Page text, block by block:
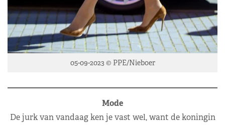
05-09-2023 © PPE/Nieboer
Mode
De jurk van vandaag ken je vast wel, want de koningin